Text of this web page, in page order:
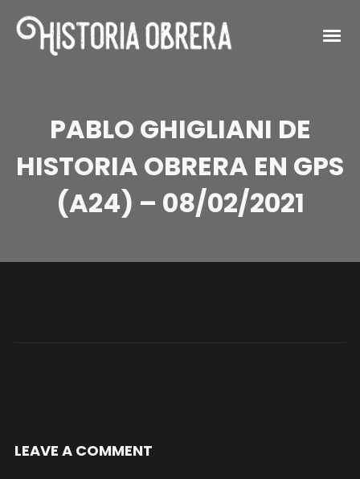
PABLO GHIGLIANI DE
HISTORIA OBRERA EN GPS
(A24) – 08/02/2021
LEAVE A COMMENT